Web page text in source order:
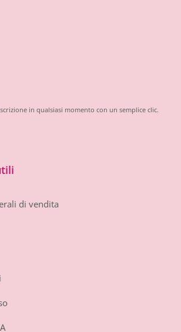
in qualsiasi momento con un semplice clic.
di vendita